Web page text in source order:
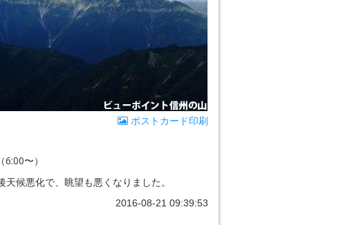
ポストカード印刷
〜）
候悪化で、眺望も悪くなりました。
2016-08-21 09:39:53